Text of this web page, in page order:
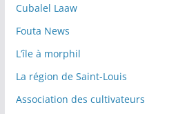
Cubalel Laaw
Fouta News
L’île à morphil
La région de Saint-Louis
Association des cultivateurs